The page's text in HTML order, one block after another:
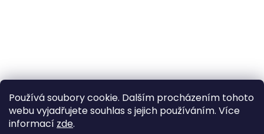
Používá soubory cookie. Dalším procházením tohoto
webu vyjadřujete souhlas s jejich používáním. Více
informací zde.